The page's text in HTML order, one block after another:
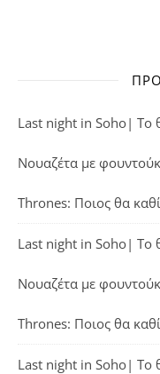
Last night in Soho| Το
Νουαζέτα με
Thrones: Ποιος θα
Last night in Soho| Το
Νουαζέτα με
Thrones: Ποιος θα
Last night in Soho| Το